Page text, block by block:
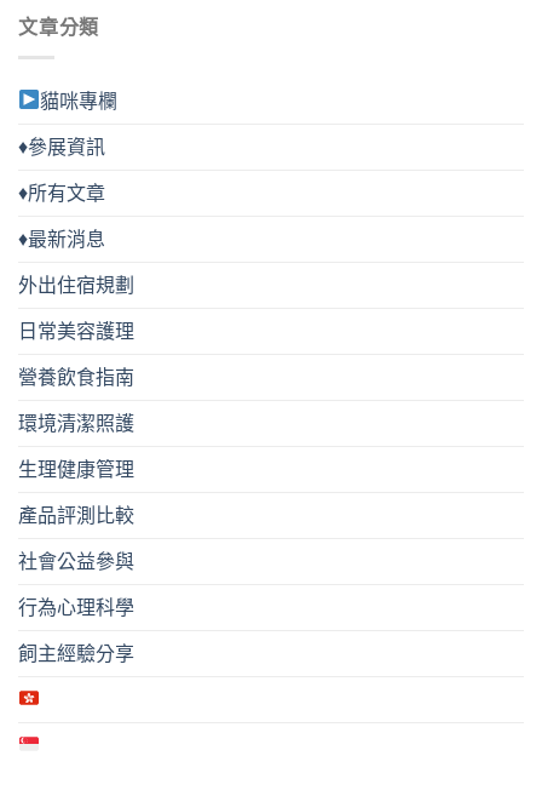
可
在
品
面
選
擇
選
文章分類
貓咪專欄
♦參展資訊
♦所有文章
♦最新消息
外出住宿規劃
日常美容護理
營養飲食指南
環境清潔照護
生理健康管理
產品評測比較
社會公益參與
行為心理科學
飼主經驗分享